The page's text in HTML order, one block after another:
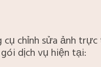
chỉnh sửa ảnh trực
dịch vụ hiện tại: